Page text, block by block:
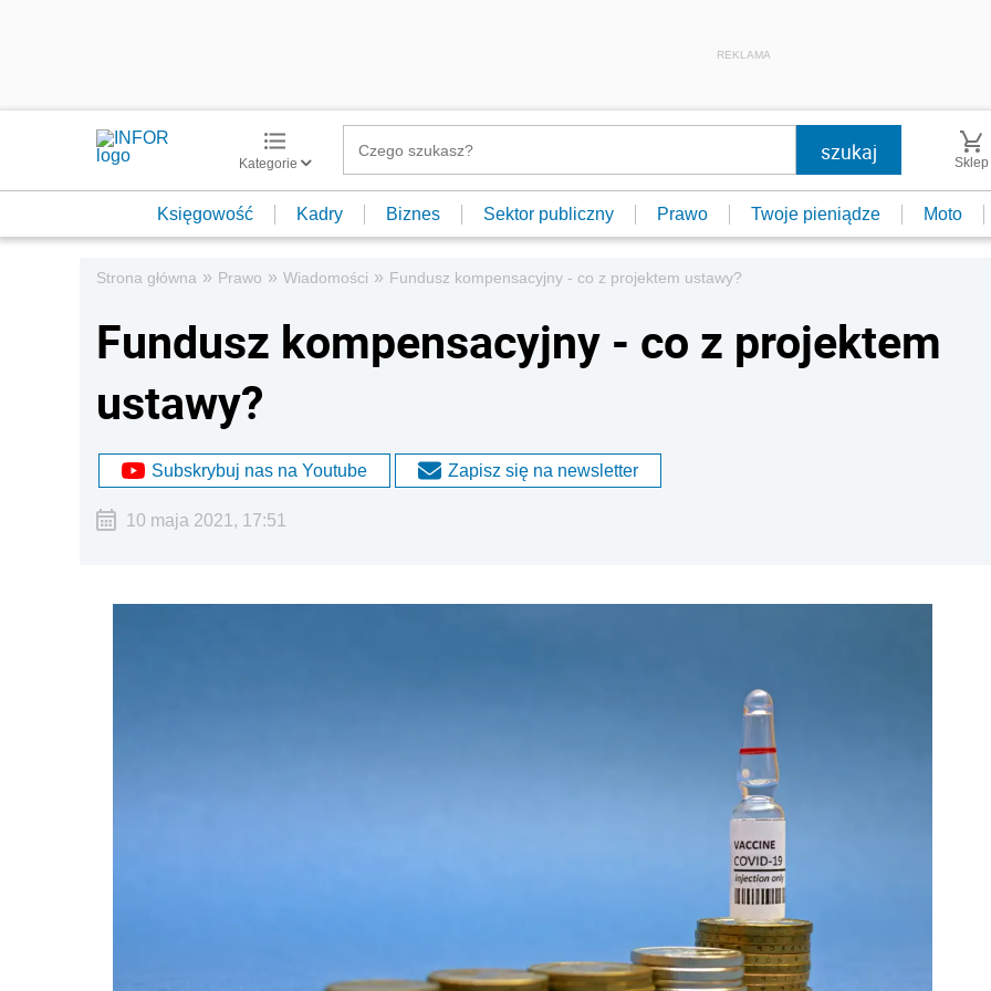
REKLAMA
Kategorie Sklep
Księgowość Kadry Biznes Sektor publiczny Prawo Twoje pieniądze Moto
Strona główna » Prawo » Wiadomości » Fundusz kompensacyjny - co z projektem ustawy?
Fundusz kompensacyjny - co z projektem
ustawy?
Subskrybuj nas na Youtube Zapisz się na newsletter
10 maja 2021, 17:51